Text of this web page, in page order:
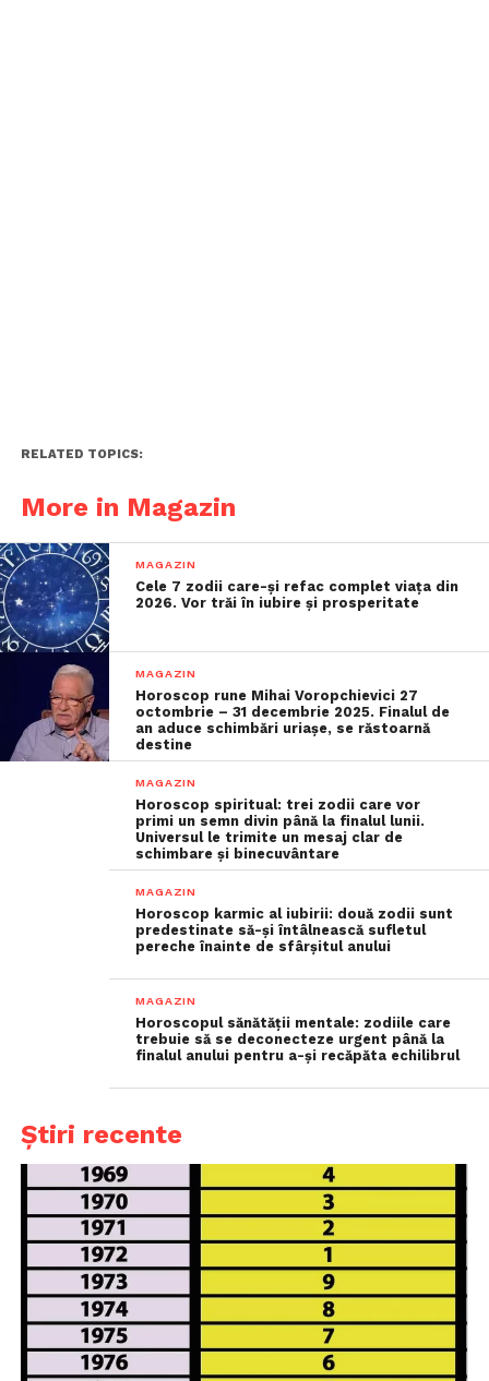
RELATED TOPICS:
More in Magazin
MAGAZIN
Cele 7 zodii care-și refac complet viața din
2026. Vor trăi în iubire și prosperitate
MAGAZIN
Horoscop rune Mihai Voropchievici 27
octombrie – 31 decembrie 2025. Finalul de
an aduce schimbări uriașe, se răstoarnă
destine
MAGAZIN
Horoscop spiritual: trei zodii care vor
primi un semn divin până la finalul lunii.
Universul le trimite un mesaj clar de
schimbare și binecuvântare
MAGAZIN
Horoscop karmic al iubirii: două zodii sunt
predestinate să-și întâlnească sufletul
pereche înainte de sfârșitul anului
MAGAZIN
Horoscopul sănătății mentale: zodiile care
trebuie să se deconecteze urgent până la
finalul anului pentru a-și recăpăta echilibrul
Știri recente